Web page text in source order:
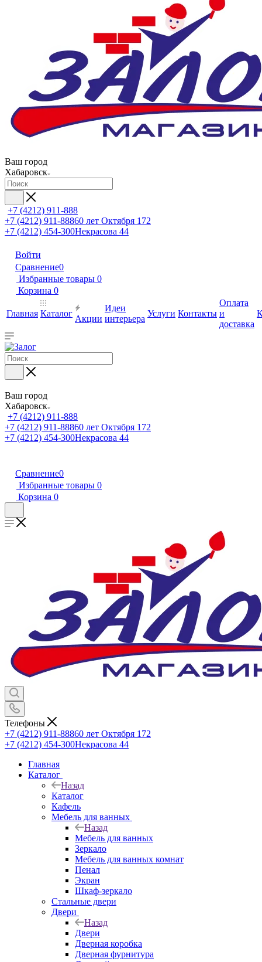
Ваш город
Хабаровск
+7 (4212) 911-888
+7 (4212) 911-88860 лет Октября 172
+7 (4212) 454-300Некрасова 44
Войти
Сравнение0
Избранные товары 0
Корзина 0
Главная Каталог
Акции
Идеи
интерьера
Услуги Контакты
Оплата
и
доставка
Ваш город
Хабаровск
+7 (4212) 911-888
+7 (4212) 911-88860 лет Октября 172
+7 (4212) 454-300Некрасова 44
Сравнение0
Избранные товары 0
Корзина 0
Телефоны
+7 (4212) 911-88860 лет Октября 172
+7 (4212) 454-300Некрасова 44
Главная
Каталог
Назад
Каталог
Кафель
Мебель для ванных
Назад
Мебель для ванных
Зеркало
Мебель для ванных комнат
Пенал
Экран
Шкаф-зеркало
Стальные двери
Двери
Назад
Двери
Дверная коробка
Дверная фурнитура